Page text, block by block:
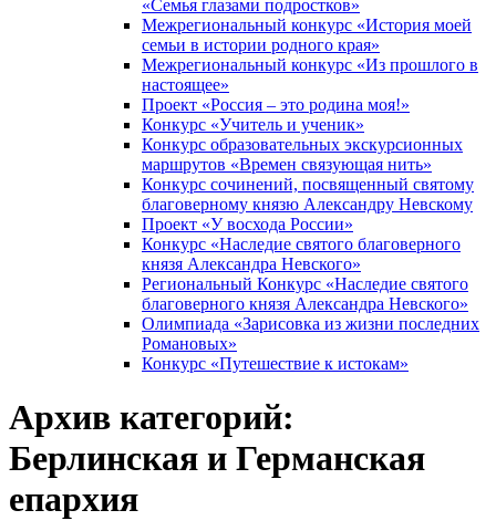
«Семья глазами подростков»
Межрегиональный конкурс «История моей
семьи в истории родного края»
Межрегиональный конкурс «Из прошлого в
настоящее»
Проект «Россия – это родина моя!»
Конкурс «Учитель и ученик»
Конкурс образовательных экскурсионных
маршрутов «Времен связующая нить»
Конкурс сочинений, посвященный святому
благоверному князю Александру Невскому
Проект «У восхода России»
Конкурс «Наследие святого благоверного
князя Александра Невского»
Региональный Конкурс «Наследие святого
благоверного князя Александра Невского»
Олимпиада «Зарисовка из жизни последних
Романовых»
Конкурс «Путешествие к истокам»
Архив категорий:
Берлинская и Германская
епархия